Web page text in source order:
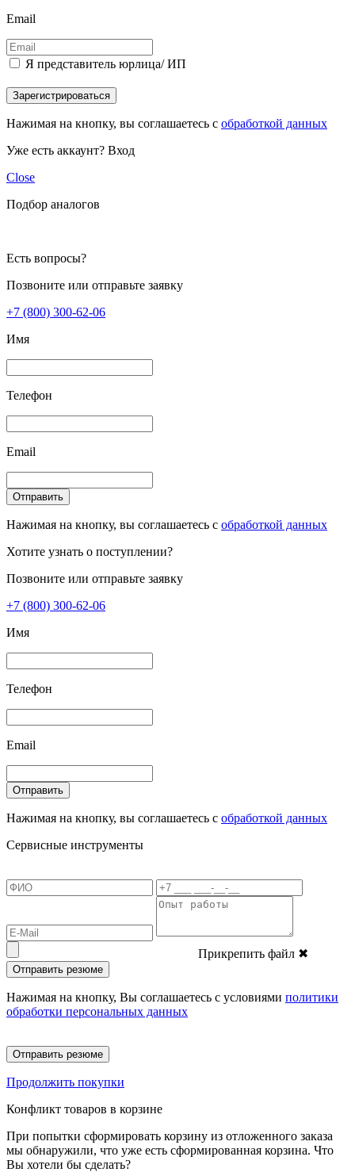
Email
Я представитель юрлица/ ИП
Зарегистрироваться
Нажимая на кнопку, вы соглашаетесь с обработкой данных
Уже есть аккаунт? Вход
Close
Подбор аналогов
Есть вопросы?
Позвоните или отправьте заявку
+7 (800) 300-62-06
Имя
Телефон
Email
Отправить
Нажимая на кнопку, вы соглашаетесь с обработкой данных
Хотите узнать о поступлении?
Позвоните или отправьте заявку
+7 (800) 300-62-06
Имя
Телефон
Email
Отправить
Нажимая на кнопку, вы соглашаетесь с обработкой данных
Сервисные инструменты
Прикрепить файл ✖
Отправить резюме
Нажимая на кнопку, Вы соглашаетесь с условиями политики
обработки персональных данных
Отправить резюме
Продолжить покупки
Конфликт товаров в корзине
При попытки сформировать корзину из отложенного заказа
мы обнаружили, что уже есть сформированная корзина. Что
Вы хотели бы сделать?